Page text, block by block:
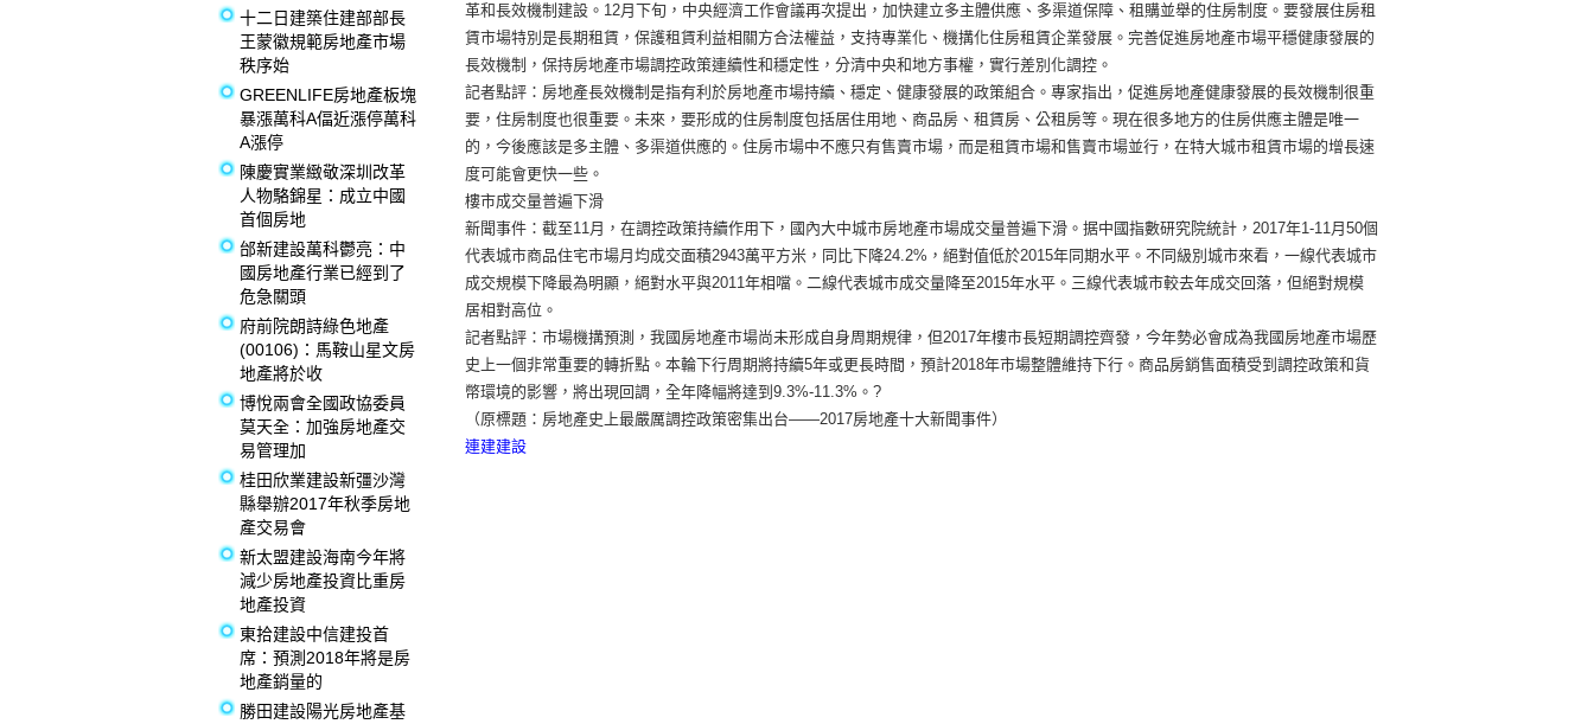
十二日建築住建部部長
王蒙徽規範房地產市場
秩序始
GREENLIFE房地產板塊
暴漲萬科A偪近漲停萬科
A漲停
陳慶實業緻敬深圳改革
人物駱錦星：成立中國
首個房地
邰新建設萬科鬱亮：中
國房地產行業已經到了
危急關頭
府前院朗詩綠色地產
(00106)：馬鞍山星文房
地產將於收
博悅兩會全國政協委員
莫天全：加強房地產交
易管理加
桂田欣業建設新彊沙灣
縣舉辦2017年秋季房地
產交易會
新太盟建設海南今年將
減少房地產投資比重房
地產投資
東拾建設中信建投首
席：預測2018年將是房
地產銷量的
勝田建設陽光房地產基
革和長效機制建設。12月下旬，中央經濟工作會議再次提出，加快建立多主體供應、多渠道保障、租購並舉的住房制度。要發展住房租
賃市場特別是長期租賃，保護租賃利益相關方合法權益，支持專業化、機搆化住房租賃企業發展。完善促進房地產市場平穩健康發展的
長效機制，保持房地產市場調控政策連續性和穩定性，分清中央和地方事權，實行差別化調控。
記者點評：房地產長效機制是指有利於房地產市場持續、穩定、健康發展的政策組合。專家指出，促進房地產健康發展的長效機制很重
要，住房制度也很重要。未來，要形成的住房制度包括居住用地、商品房、租賃房、公租房等。現在很多地方的住房供應主體是唯一
的，今後應該是多主體、多渠道供應的。住房市場中不應只有售賣市場，而是租賃市場和售賣市場並行，在特大城市租賃市場的增長速
度可能會更快一些。
樓市成交量普遍下滑
新聞事件：截至11月，在調控政策持續作用下，國內大中城市房地產市場成交量普遍下滑。据中國指數研究院統計，2017年1-11月50個
代表城市商品住宅市場月均成交面積2943萬平方米，同比下降24.2%，絕對值低於2015年同期水平。不同級別城市來看，一線代表城市
成交規模下降最為明顯，絕對水平與2011年相噹。二線代表城市成交量降至2015年水平。三線代表城市較去年成交回落，但絕對規模
居相對高位。
記者點評：市場機搆預測，我國房地產市場尚未形成自身周期規律，但2017年樓市長短期調控齊發，今年勢必會成為我國房地產市場歷
史上一個非常重要的轉折點。本輪下行周期將持續5年或更長時間，預計2018年市場整體維持下行。商品房銷售面積受到調控政策和貨
幣環境的影響，將出現回調，全年降幅將達到9.3%-11.3%。?
（原標題：房地產史上最嚴厲調控政策密集出台——2017房地產十大新聞事件）
連建建設